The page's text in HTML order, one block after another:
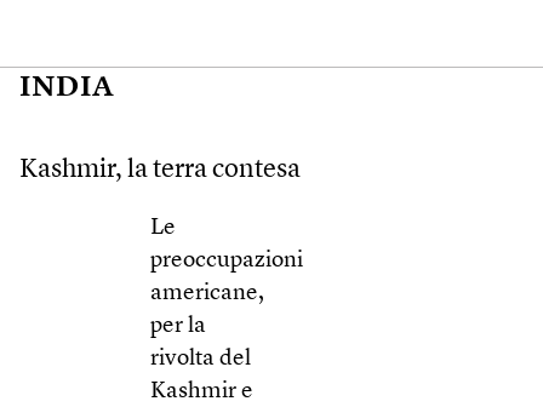
INDIA
Kashmir, la terra contesa
Le
preoccupazioni
americane,
per la
rivolta del
Kashmir e